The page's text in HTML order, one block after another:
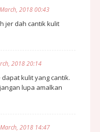
2018 00:43
jer dah cantik kulit
2018 20:14
kulit yang cantik.
lupa amalkan
2018 14:47